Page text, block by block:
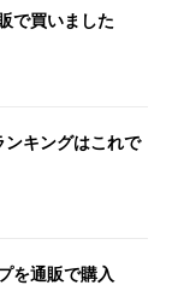
で買いました
キングはこれで
を通販で購入